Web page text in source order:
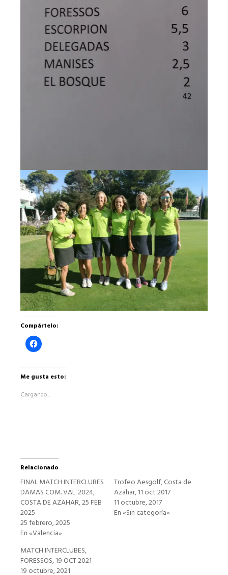
Compártelo:
Haz
clic
en
Facebook
en
Me gusta esto:
Cargando...
Relacionado
FINAL MATCH INTERCLUBES
DAMAS COM. VAL. 2024,
COSTA DE AZAHAR, 25 FEB
2025
25 febrero, 2025
En «Valencia»
Trofeo Aesgolf, Costa de
Azahar, 11 oct 2017
11 octubre, 2017
En «Sin categoría»
MATCH INTERCLUBES,
FORESSOS, 19 OCT 2021
19 octubre, 2021